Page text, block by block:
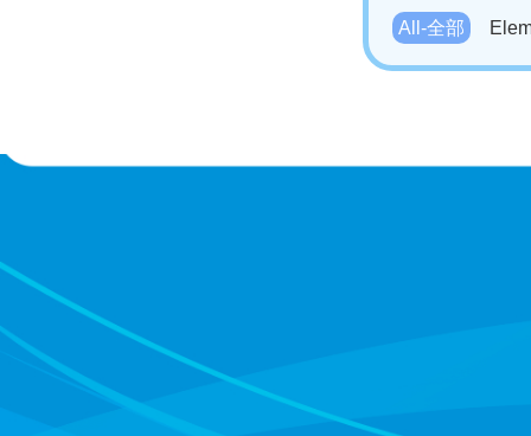
All-全部